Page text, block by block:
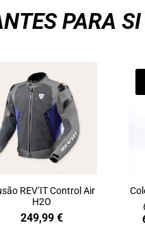
PARA SI
REV’IT Control Air
H2O
249,99 €